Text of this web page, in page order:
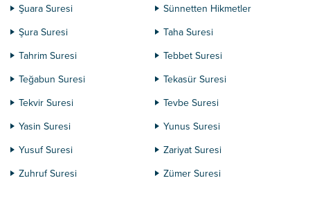
Şuara Suresi
Sünnetten Hikmetler
Şura Suresi
Taha Suresi
Tahrim Suresi
Tebbet Suresi
Teğabun Suresi
Tekasür Suresi
Tekvir Suresi
Tevbe Suresi
Yasin Suresi
Yunus Suresi
Yusuf Suresi
Zariyat Suresi
Zuhruf Suresi
Zümer Suresi